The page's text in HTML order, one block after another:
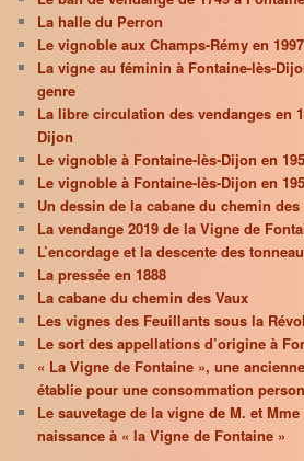
La halle du Perron
Le vignoble aux Champs-Rémy en 1997
La vigne au féminin à Fontaine-lès-
genre
La libre circulation des vendanges en
Dijon
Le vignoble à Fontaine-lès-Dijon en
Le vignoble à Fontaine-lès-Dijon en
Un dessin de la cabane du chemin
La vendange 2019 de la Vigne de
L’encordage et la descente des
La pressée en 1888
La cabane du chemin des Vaux
Les vignes des Feuillants sous la
Le sort des appellations d’origine à
« La Vigne de Fontaine », une
établie pour une consommation
Le sauvetage de la vigne de M. et
naissance à « la Vigne de Fontaine »